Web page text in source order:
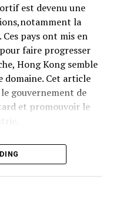
est devenu une
la
pays ont mis en
faire progresser
Hong Kong semble
domaine. Cet article
gouvernement de
et promouvoir le
à Hong Kong
l’Institut Xinhua a